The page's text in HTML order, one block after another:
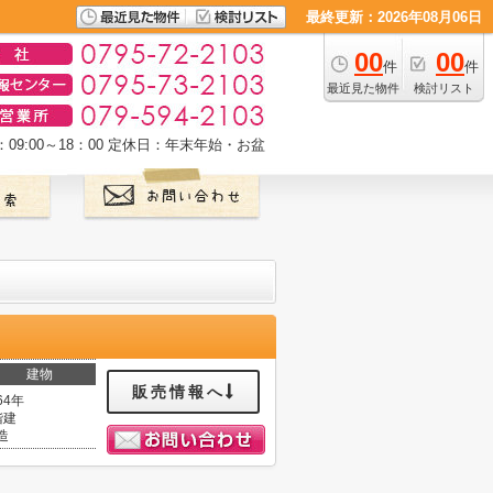
最終更新：2026年08月06日
00件
最近見た物件
00件
検討リスト
09:00～18：00 定休日：年末年始・お盆
建物
年
建
販売情報へ